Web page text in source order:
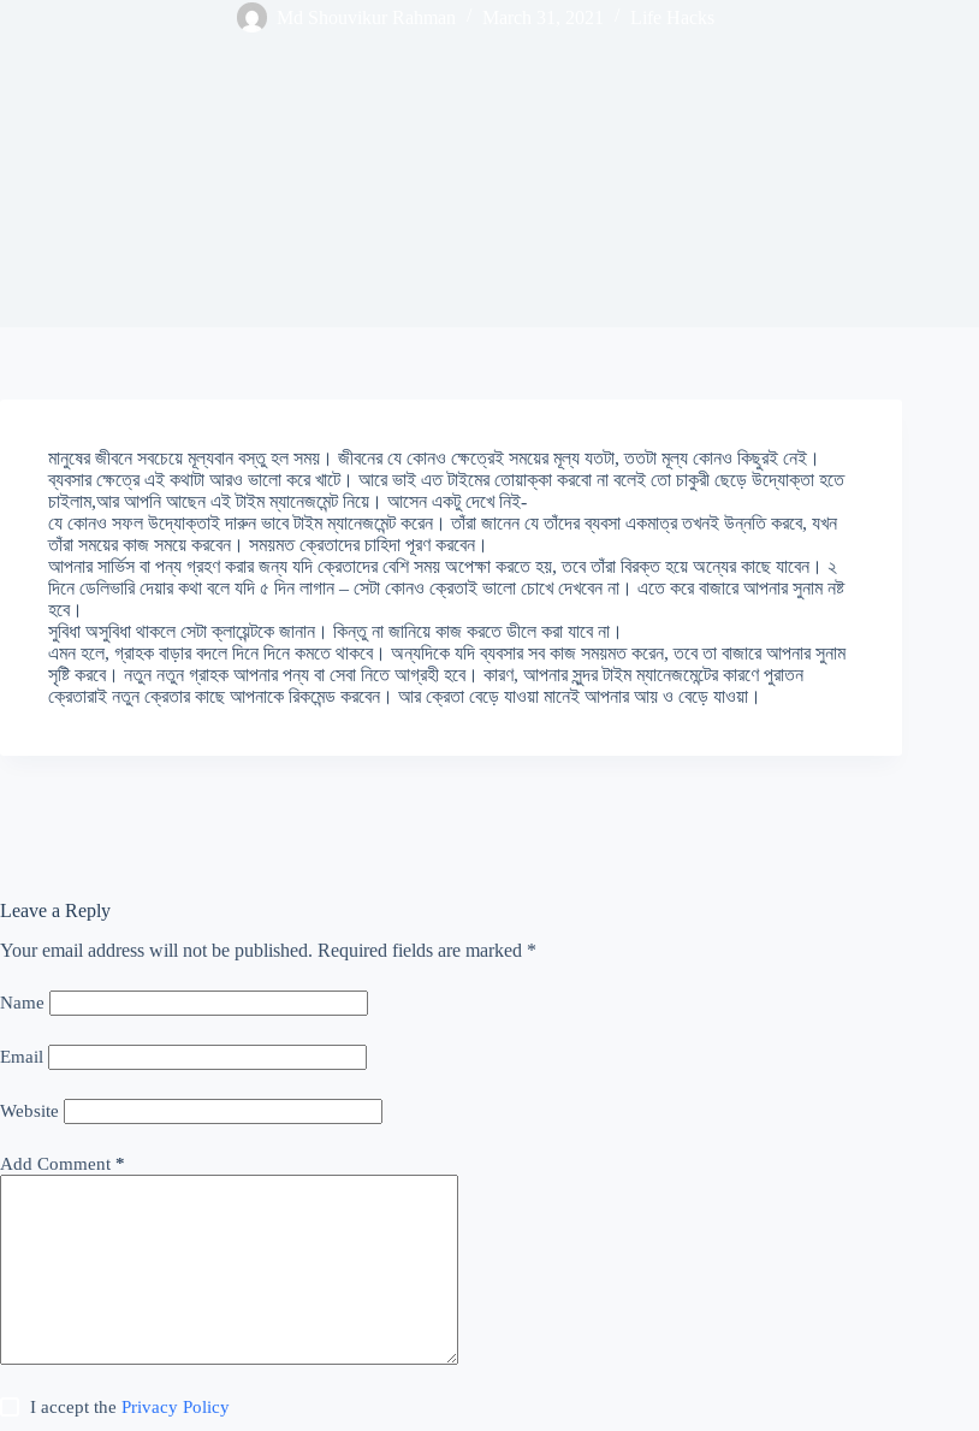
মানুষের জীবনে সবচেয়ে মূল্যবান বস্তু হল সময়। জীবনের যে কোনও ক্ষেত্রেই সময়ের মূল্য যতটা, ততটা মূল্য কোনও কিছুরই নেই।
ব্যবসার ক্ষেত্রে এই কথাটা আরও ভালো করে খাটে। আরে ভাই এত টাইমের তোয়াক্কা করবো না বলেই তো চাকুরী ছেড়ে উদ্যোক্তা হতে
চাইলাম,আর আপনি আছেন এই টাইম ম্যানেজমেন্ট নিয়ে। আসেন একটু দেখে নিই-
যে কোনও সফল উদ্যোক্তাই দারুন ভাবে টাইম ম্যানেজমেন্ট করেন। তাঁরা জানেন যে তাঁদের ব্যবসা একমাত্র তখনই উন্নতি করবে, যখন
তাঁরা সময়ের কাজ সময়ে করবেন। সময়মত ক্রেতাদের চাহিদা পূরণ করবেন।
আপনার সার্ভিস বা পন্য গ্রহণ করার জন্য যদি ক্রেতাদের বেশি সময় অপেক্ষা করতে হয়, তবে তাঁরা বিরক্ত হয়ে অন্যের কাছে যাবেন। ২
দিনে ডেলিভারি দেয়ার কথা বলে যদি ৫ দিন লাগান – সেটা কোনও ক্রেতাই ভালো চোখে দেখবেন না। এতে করে বাজারে আপনার সুনাম নষ্ট
হবে।
সুবিধা অসুবিধা থাকলে সেটা ক্লায়েন্টকে জানান। কিন্তু না জানিয়ে কাজ করতে ডীলে করা যাবে না।
এমন হলে, গ্রাহক বাড়ার বদলে দিনে দিনে কমতে থাকবে। অন্যদিকে যদি ব্যবসার সব কাজ সময়মত করেন, তবে তা বাজারে আপনার সুনাম
সৃষ্টি করবে। নতুন নতুন গ্রাহক আপনার পন্য বা সেবা নিতে আগ্রহী হবে। কারণ, আপনার সুন্দর টাইম ম্যানেজমেন্টের কারণে পুরাতন
ক্রেতারাই নতুন ক্রেতার কাছে আপনাকে রিকমেন্ড করবেন। আর ক্রেতা বেড়ে যাওয়া মানেই আপনার আয় ও বেড়ে যাওয়া।
Leave a Reply
Your email address will not be published. Required fields are marked *
Name
Email
Website
Add Comment *
I accept thePrivacy Policy